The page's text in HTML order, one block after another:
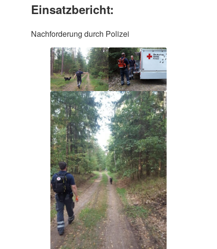
Einsatzbericht:
Nachforderung durch Polizei